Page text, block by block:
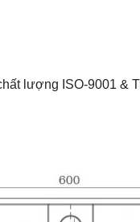
lượng ISO-9001 &